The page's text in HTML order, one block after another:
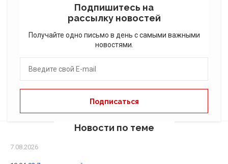
Подпишитесь на
рассылку новостей
Получайте одно письмо в день с самыми важными
новостями.
Новости по теме
7.08.2026